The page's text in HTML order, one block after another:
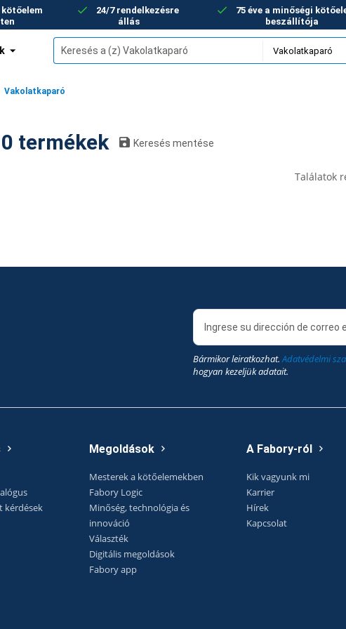
kötőelem
24/7 rendelkezésre
állás
75 éve a minőségi
beszállítója
Vakolatkaparó
Vakolatkaparó: 0 termékek Keresés mentése
Találatok
Bármikor leiratkozhat.Adatvédelmi
hogyan kezeljük adatait.
kérdések
Megoldások
Mesterek a kötőelemekben
Fabory Logic
Minőség, technológia és
innováció
Választék
Digitális megoldások
Fabory app
A Fabory-ról
Kik vagyunk mi
Karrier
Hírek
Kapcsolat